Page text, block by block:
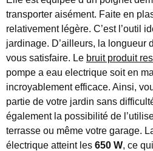
transporter aisément. Faite en
relativement légère. C’est l’outil
jardinage. D’ailleurs, la longueur
vous satisfaire. Le bruit produit
pompe a eau electrique soit en
incroyablement efficace. Ainsi,
partie de votre jardin sans
également la possibilité de
terrasse ou même votre garage.
électrique atteint les 650 W, ce